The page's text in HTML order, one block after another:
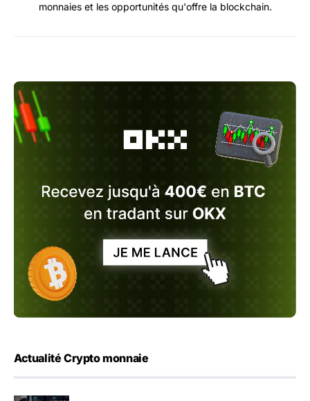
monnaies et les opportunités qu'offre la blockchain.
Actualité Crypto monnaie